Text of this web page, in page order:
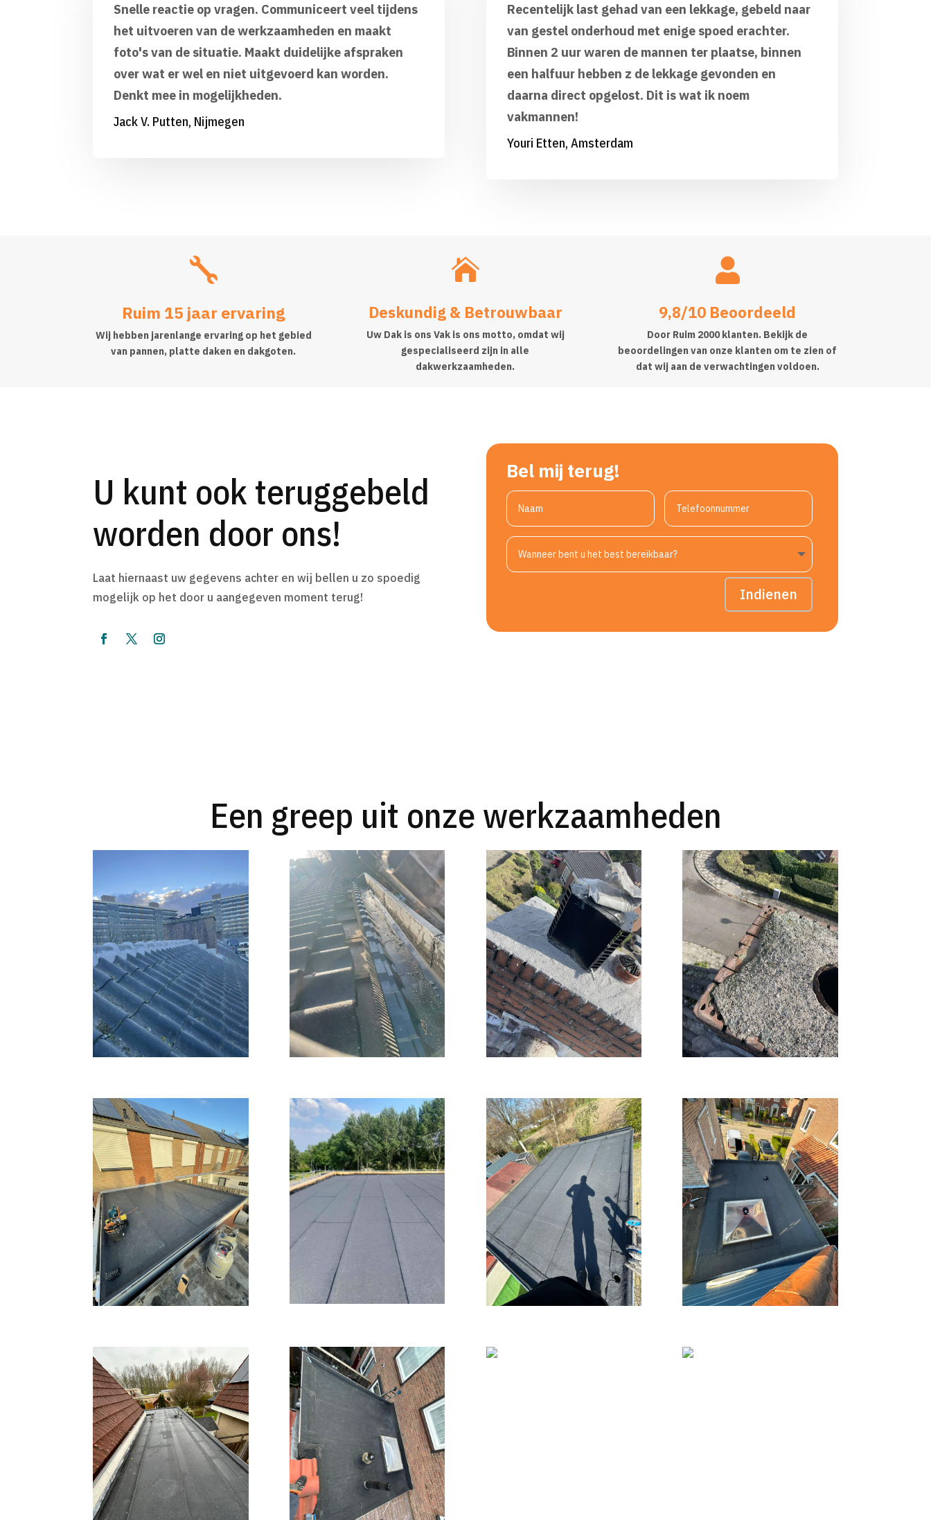
Snelle reactie op vragen. Communiceert veel tijdens
het uitvoeren van de werkzaamheden en maakt
foto's van de situatie. Maakt duidelijke afspraken
over wat er wel en niet uitgevoerd kan worden.
Denkt mee in mogelijkheden.
Jack V. Putten, Nijmegen
Recentelijk last gehad van een lekkage, gebeld naar
van gestel onderhoud met enige spoed erachter.
Binnen 2 uur waren de mannen ter plaatse, binnen
een halfuur hebben z de lekkage gevonden en
daarna direct opgelost. Dit is wat ik noem
vakmannen!
Youri Etten, Amsterdam

Ruim 15 jaar ervaring
Wij hebben jarenlange ervaring op het gebied
van pannen, platte daken en dakgoten.

Deskundig & Betrouwbaar
Uw Dak is ons Vak is ons motto, omdat wij
gespecialiseerd zijn in alle
dakwerkzaamheden.

9,8/10 Beoordeeld
Door Ruim 2000 klanten. Bekijk de
beoordelingen van onze klanten om te zien of
dat wij aan de verwachtingen voldoen.
U kunt ook teruggebeld
worden door ons!
Laat hiernaast uw gegevens achter en wij bellen u zo spoedig
mogelijk op het door u aangegeven moment terug!
Bel mij terug!
Indienen
Een greep uit onze werkzaamheden